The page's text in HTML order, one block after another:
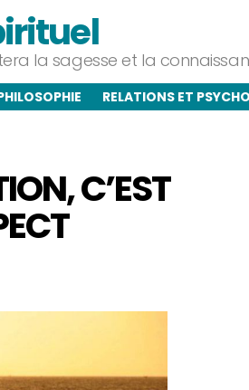
la sagesse et la
RELATIONS ET
C’EST